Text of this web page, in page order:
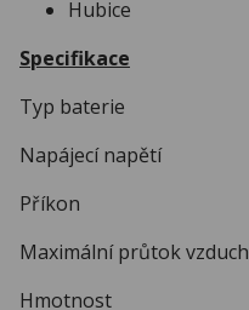
Hubice
Specifikace
Typ baterie
Napájecí napětí
Příkon
Maximální průtok
Hmotnost